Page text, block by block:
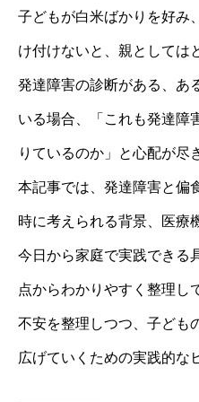
子どもが白米ばかりを好み
け付けないと、親としては
発達障害の診断がある、あ
いる場合、「これも発達障
りているのか」と心配が尽
本記事では、発達障害と偏
時に考えられる背景、医療
今日から家庭で実践できる
点からわかりやすく整理し
不安を整理しつつ、子ども
広げていくための実践的な